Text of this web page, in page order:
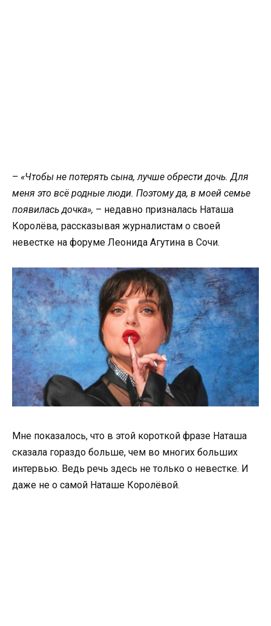
– «Чтобы не потерять сына, лучше обрести дочь. Для
меня это всё родные люди. Поэтому да, в моей семье
появилась дочка», – недавно призналась Наташа
Королёва, рассказывая журналистам о своей
невестке на форуме Леонида Агутина в Сочи.
Мне показалось, что в этой короткой фразе Наташа
сказала гораздо больше, чем во многих больших
интервью. Ведь речь здесь не только о невестке. И
даже не о самой Наташе Королёвой.